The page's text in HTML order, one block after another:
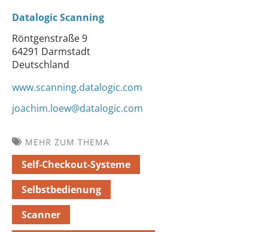
Datalogic Scanning
Röntgenstraße 9
64291 Darmstadt
Deutschland
www.scanning.datalogic.com
joachim.loew@datalogic.com
MEHR ZUM THEMA
Self-Checkout-Systeme
Selbstbedienung
Scanner